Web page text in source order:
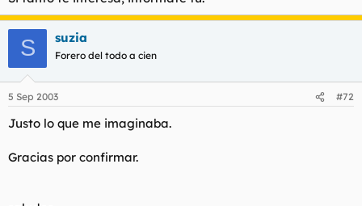
S suzia
Forero del todo a cien
5 Sep 2003 #72
Justo lo que me imaginaba.
Gracias por confirmar.